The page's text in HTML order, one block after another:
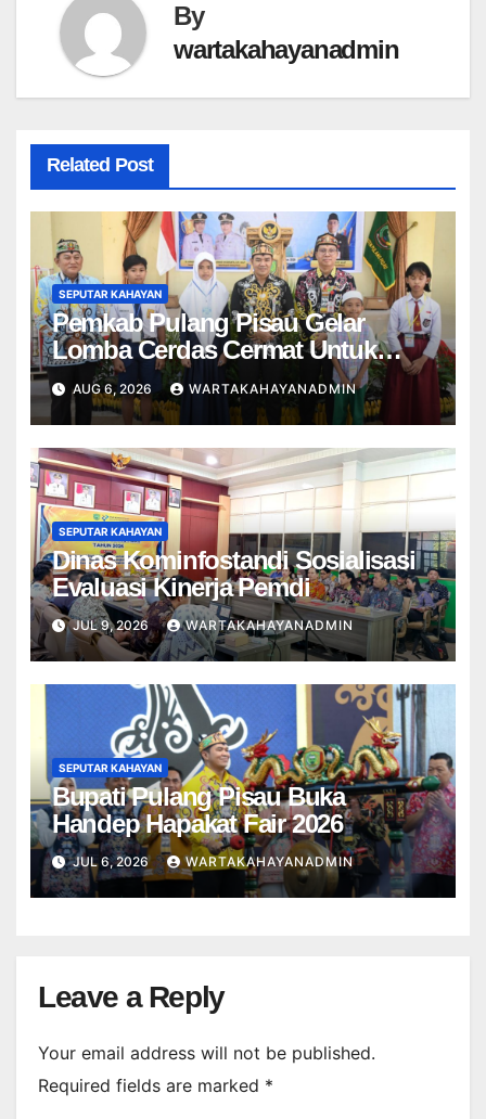
By
wartakahayanadmin
Related Post
SEPUTAR KAHAYAN
Pemkab Pulang Pisau Gelar
Lomba Cerdas Cermat Untuk
Pelajar
AUG 6, 2026 WARTAKAHAYANADMIN
SEPUTAR KAHAYAN
Dinas Kominfostandi Sosialisasi
Evaluasi Kinerja Pemdi
JUL 9, 2026 WARTAKAHAYANADMIN
SEPUTAR KAHAYAN
Bupati Pulang Pisau Buka
Handep Hapakat Fair 2026
JUL 6, 2026 WARTAKAHAYANADMIN
Leave a Reply
Your email address will not be published.
Required fields are marked *